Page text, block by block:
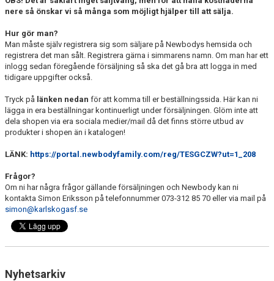
nere så önskar vi så många som möjligt hjälper till att sälja.
Hur gör man?
Man måste själv registrera sig som säljare på Newbodys hemsida och
registrera det man sålt. Registrera gärna i simmarens namn. Om man har ett
inlogg sedan föregående försäljning så ska det gå bra att logga in med
tidigare uppgifter också.
Tryck på länken nedan för att komma till er beställningssida. Här kan ni
lägga in era beställningar kontinuerligt under försäljningen. Glöm inte att
dela shopen via era sociala medier/mail då det finns större utbud av
produkter i shopen än i katalogen!
LÄNK: https://portal.newbodyfamily.com/reg/TESGCZW?ut=1_208
Frågor?
Om ni har några frågor gällande försäljningen och Newbody kan ni
kontakta Simon Eriksson på telefonnummer 073-312 85 70 eller via mail på
simon@karlskogasf.se
Nyhetsarkiv